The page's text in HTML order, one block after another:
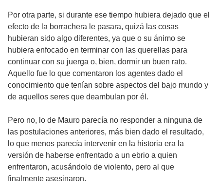
Por otra parte, si durante ese tiempo hubiera dejado que el
efecto de la borrachera le pasara, quizá las cosas
hubieran sido algo diferentes, ya que o su ánimo se
hubiera enfocado en terminar con las querellas para
continuar con su juerga o, bien, dormir un buen rato.
Aquello fue lo que comentaron los agentes dado el
conocimiento que tenían sobre aspectos del bajo mundo y
de aquellos seres que deambulan por él.
Pero no, lo de Mauro parecía no responder a ninguna de
las postulaciones anteriores, más bien dado el resultado,
lo que menos parecía intervenir en la historia era la
versión de haberse enfrentado a un ebrio a quien
enfrentaron, acusándolo de violento, pero al que
finalmente asesinaron.